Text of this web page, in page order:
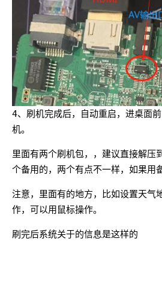
4、刷机完成后，自动重启，进桌面
机。
里面有两个刷机包，，建议直接解压
个备用的，两个有点不一样，如果用
注意，里面有的地方，比如设置天气
作，可以用鼠标操作。
刷完后系统关于的信息是这样的